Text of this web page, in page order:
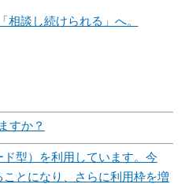
相談し続けられる」へ。
すか？
型）を利用しています。今
とになり、さらに利用枠を増